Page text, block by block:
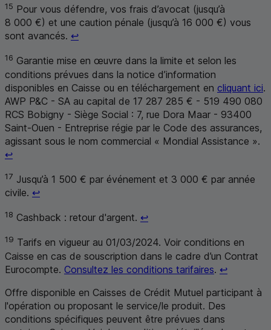
15 Pour vous défendre, vos frais d’avocat (jusqu’à
8 000 €) et une caution pénale (jusqu’à 16 000 €) vous
sont avancés. ↩Retour au renvoi 15
16 Garantie mise en œuvre dans la limite et selon les
conditions prévues dans la notice d’information
disponibles en Caisse ou en téléchargement en cliquant ici.
AWP P&C - SA au capital de 17 287 285 € - 519 490 080
RCS Bobigny - Siège Social : 7, rue Dora Maar - 93400
Saint-Ouen - Entreprise régie par le Code des assurances,
agissant sous le nom commercial « Mondial Assistance ».
↩Retour au renvoi 16
17 Jusqu’à 1 500 € par événement et 3 000 € par année
civile. ↩Retour au renvoi 17
18 Cashback : retour d'argent. ↩Retour au renvoi 18
19 Tarifs en vigueur au 01/03/2024. Voir conditions en
Caisse en cas de souscription dans le cadre d’un Contrat
Eurocompte. Consultez les conditions tarifaires. ↩Retour
Offre disponible en Caisses de Crédit Mutuel participant à
l'opération ou proposant le service/le produit. Des
conditions spécifiques peuvent être prévues dans